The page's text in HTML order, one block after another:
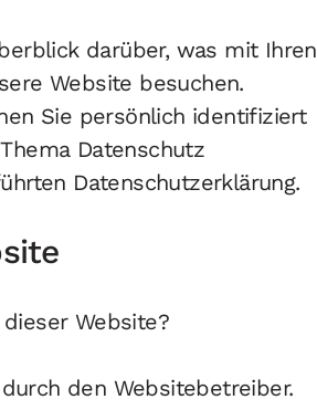
darüber, was mit Ihren
Website besuchen.
Sie persönlich identifiziert
Datenschutz
Datenschutzerklärung.
Website?
den Websitebetreiber.